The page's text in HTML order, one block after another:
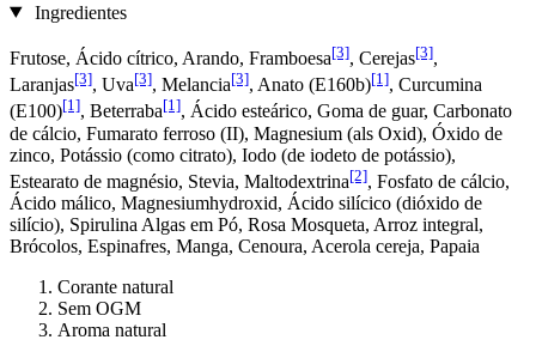
Ingredientes
Frutose, Ácido cítrico, Arando, Framboesa[3], Cerejas[3],
Laranjas[3], Uva[3], Melancia[3], Anato (E160b)[1], Curcumina
(E100)[1], Beterraba[1], Ácido esteárico, Goma de guar, Carbonato
de cálcio, Fumarato ferroso (II), Magnesium (als Oxid), Óxido de
zinco, Potássio (como citrato), Iodo (de iodeto de potássio),
Estearato de magnésio, Stevia, Maltodextrina[2], Fosfato de cálcio,
Ácido málico, Magnesiumhydroxid, Ácido silícico (dióxido de
silício), Spirulina Algas em Pó, Rosa Mosqueta, Arroz integral,
Brócolos, Espinafres, Manga, Cenoura, Acerola cereja, Papaia
Corante natural
Sem OGM
Aroma natural